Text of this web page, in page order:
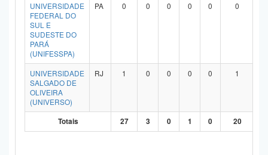
UNIVERSIDADE
FEDERAL DO
SUL E
SUDESTE DO
PARÁ
(UNIFESSPA)
PA 0 0 0 0 0 0
UNIVERSIDADE
SALGADO DE
OLIVEIRA
(UNIVERSO)
RJ 1 0 0 0 0 1
Totais 27 3 0 1 0 20